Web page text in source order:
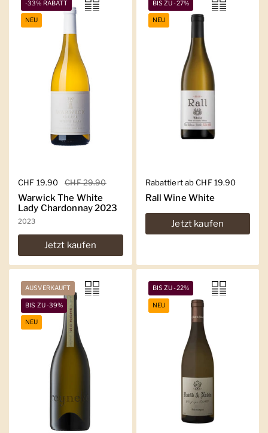
Regulärer Preis
CHF 19.90 Sale-Preis
CHF 29.90
Warwick The White
Lady Chardonnay 2023
2023
Jetzt kaufen
-33% RABATT
NEU
Regulärer Preis
Rabattiert ab CHF 19.90
Rall Wine White
Jetzt kaufen
BIS ZU -27%
NEU
AUSVERKAUFT
BIS ZU -39%
NEU
BIS ZU -22%
NEU